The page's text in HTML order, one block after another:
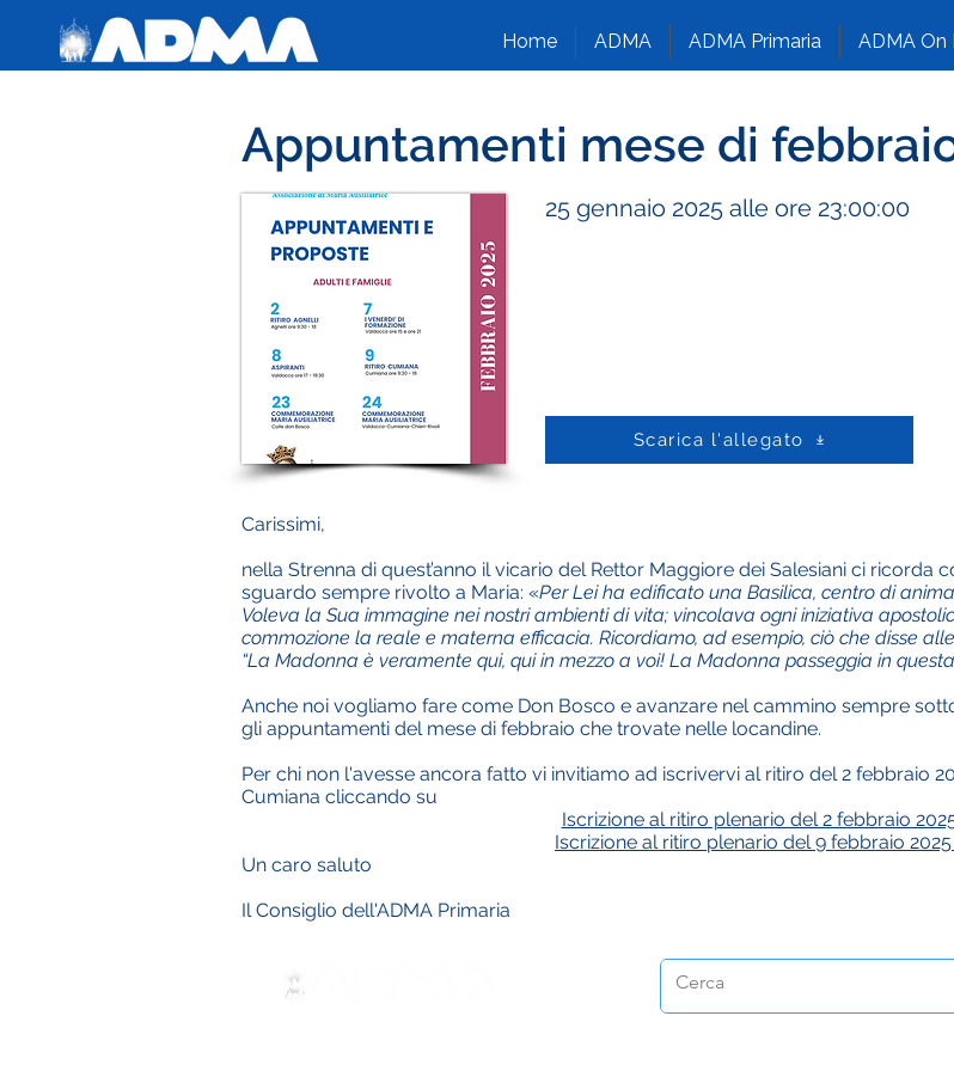
Home ADMA ADMA Primaria ADMA On
Appuntamenti mese di
25 gennaio 2025 alle ore 23:00:00
Scarica l'allegato
Carissimi,
nella Strenna di quest’anno il vicario del Rettor Maggiore dei Salesiani ci
sguardo sempre rivolto a Maria: «Per Lei ha edificato una Basilica, centro di
Voleva la Sua immagine nei nostri ambienti di vita; vincolava ogni iniziativa
commozione la reale e materna efficacia. Ricordiamo, ad esempio, ciò che disse
“La Madonna è veramente qui, qui in mezzo a voi! La Madonna passeggia in
Anche noi vogliamo fare come Don Bosco e avanzare nel cammino sempre
gli appuntamenti del mese di febbraio che trovate nelle locandine.
Per chi non l'avesse ancora fatto vi invitiamo ad iscrivervi al ritiro del 2 febbraio
Cumiana cliccando su
Iscrizione al ritiro plenario del 2 febbraio
Iscrizione al ritiro plenario del 9 febbraio
Un caro saluto
Il Consiglio dell'ADMA Primaria